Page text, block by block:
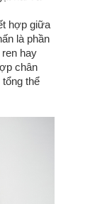
hợp giữa
là phần
hay
chân
thể